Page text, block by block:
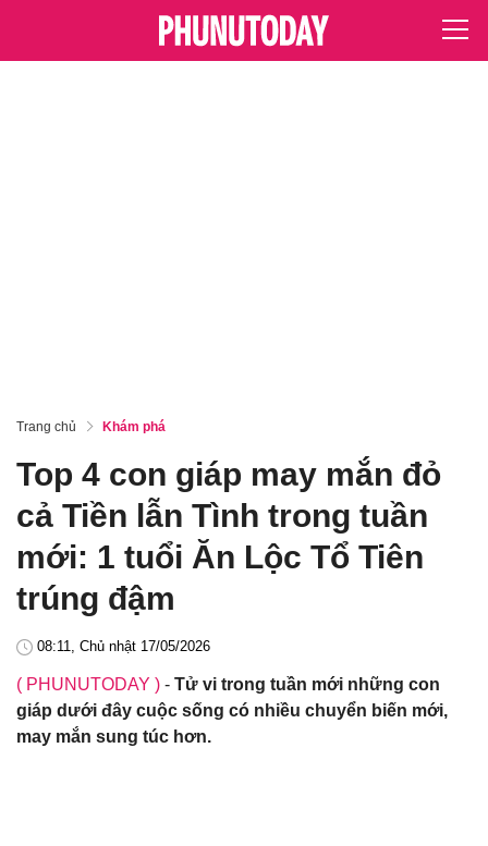
Trang chủ Khám phá
Top 4 con giáp may mắn đỏ
cả Tiền lẫn Tình trong tuần
mới: 1 tuổi Ăn Lộc Tổ Tiên
trúng đậm
08:11, Chủ nhật 17/05/2026
( PHUNUTODAY ) - Tử vi trong tuần mới những con
giáp dưới đây cuộc sống có nhiều chuyển biến mới,
may mắn sung túc hơn.